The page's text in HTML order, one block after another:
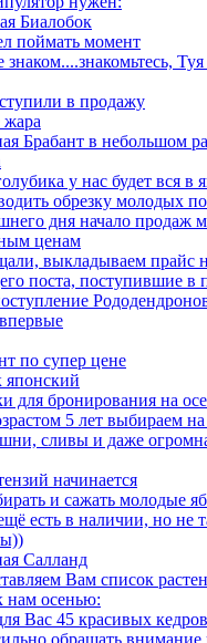
Биалобок
поймать момент
в продажу
Брабант в небольшом
у нас будет вся в
обрезку молодых
дня начало продаж
ценам
выкладываем прайс
поста, поступившие в
по супер цене
японский
для бронирования на
5 лет выбираем
сливы и даже
начинается
и сажать молодые
есть в наличии, но не
Салланд
Вам список
нам осенью:
Вас 45 красивых
обращать внимание